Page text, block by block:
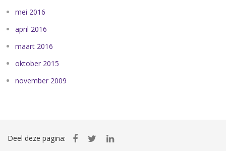
mei 2016
april 2016
maart 2016
oktober 2015
november 2009
Deel deze pagina: